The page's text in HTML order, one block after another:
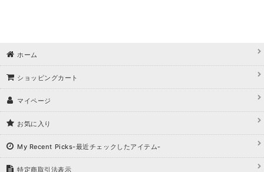
ホーム
ショッピングカート
マイページ
お気に入り
My Recent Picks-最近チェックしたアイテム-
特定商取引法表示